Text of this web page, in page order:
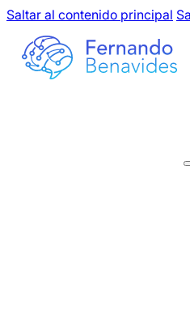
Saltar al contenido principal